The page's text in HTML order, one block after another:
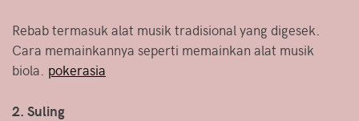
Rebab termasuk alat musik tradisional yang digesek.
Cara memainkannya seperti memainkan alat musik
biola. pokerasia
2. Suling